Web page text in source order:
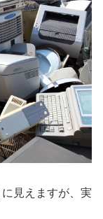
見えますが、実